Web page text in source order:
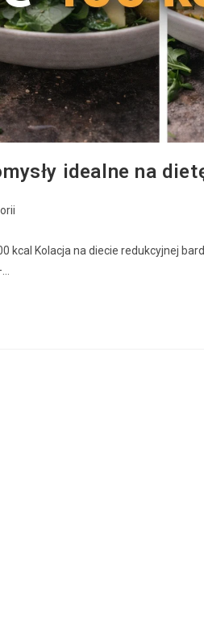
idealne na
kcal Kolacja na diecie redukcyjnej